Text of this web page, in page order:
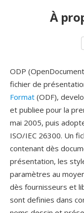
À
ODP
fichier de
Format (ODF),
et publiee pour la
mai 2005, puis
ISO/IEC 26300. Un
contenant dès
présentation, les
paramètres au
dès fournisseurs et
sont definies dans